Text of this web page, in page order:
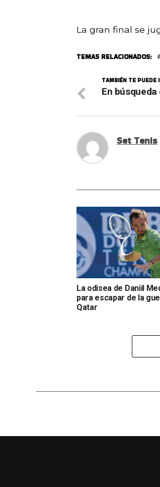
La gran final se
TEMAS RELACIONADOS:
TAMBIÉN TE PUEDE
En
Set Tenis
La odisea de Daniil
para escapar de la
Qatar